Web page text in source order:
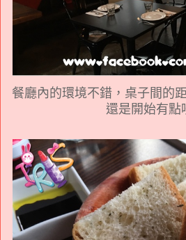
餐廳內的環境不錯，桌子間的
還是開始有點